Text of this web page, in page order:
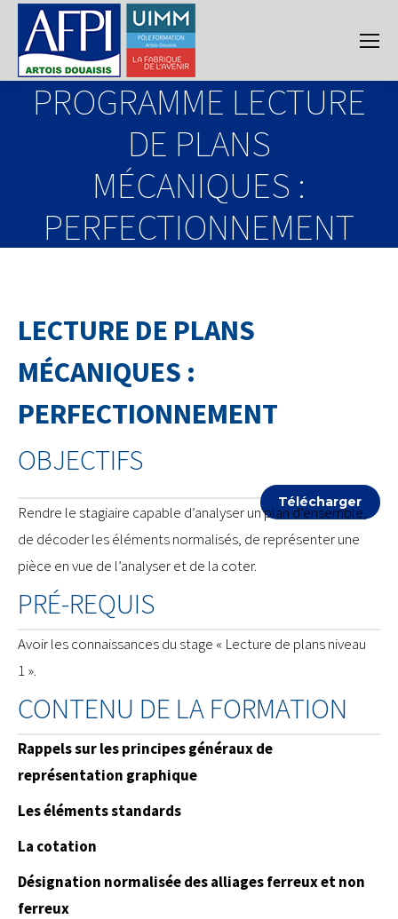
PROGRAMME LECTURE
DE PLANS
MÉCANIQUES :
PERFECTIONNEMENT
LECTURE DE PLANS
MÉCANIQUES :
PERFECTIONNEMENT
OBJECTIFS
Télécharger
Rendre le stagiaire capable d’analyser un plan d’ensemble,
de décoder les éléments normalisés, de représenter une
pièce en vue de l’analyser et de la coter.
PRÉ-REQUIS
Avoir les connaissances du stage « Lecture de plans niveau
1 ».
CONTENU DE LA FORMATION
Rappels sur les principes généraux de
représentation graphique
Les éléments standards
La cotation
Désignation normalisée des alliages ferreux et non
ferreux